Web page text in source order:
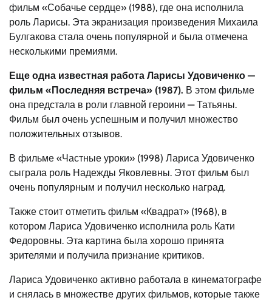
фильм «Собачье сердце» (1988), где она исполнила
роль Ларисы. Эта экранизация произведения Михаила
Булгакова стала очень популярной и была отмечена
несколькими премиями.
Еще одна известная работа Ларисы Удовиченко —
фильм «Последняя встреча» (1987). В этом фильме
она предстала в роли главной героини — Татьяны.
Фильм был очень успешным и получил множество
положительных отзывов.
В фильме «Частные уроки» (1998) Лариса Удовиченко
сыграла роль Надежды Яковлевны. Этот фильм был
очень популярным и получил несколько наград.
Также стоит отметить фильм «Квадрат» (1968), в
котором Лариса Удовиченко исполнила роль Кати
Федоровны. Эта картина была хорошо принята
зрителями и получила признание критиков.
Лариса Удовиченко активно работала в кинематографе
и снялась в множестве других фильмов, которые также